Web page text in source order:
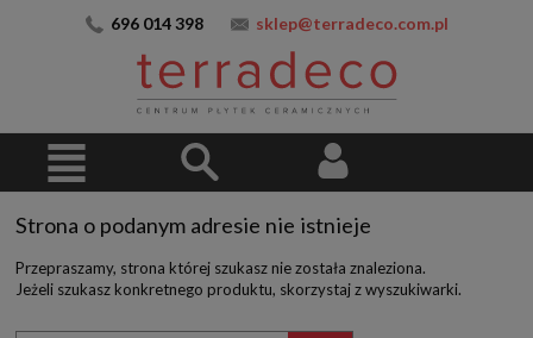
696 014 398 sklep@terradeco.com.pl
Strona o podanym adresie nie istnieje
Przepraszamy, strona której szukasz nie została znaleziona.
Jeżeli szukasz konkretnego produktu, skorzystaj z wyszukiwarki.